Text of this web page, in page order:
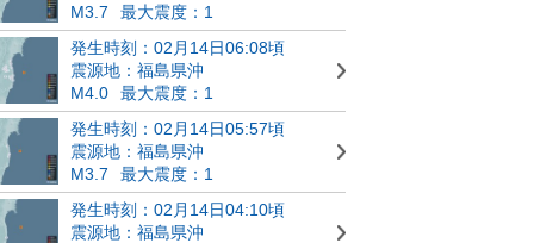
M3.7
最大震度：1
発生時刻：02月14日06:08頃
震源地：福島県沖
M4.0
最大震度：1
発生時刻：02月14日05:57頃
震源地：福島県沖
M3.7
最大震度：1
発生時刻：02月14日04:10頃
震源地：福島県沖